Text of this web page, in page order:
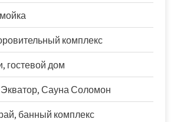
комплекс
гостевой дом
Сауна Соломон
банный комплекс